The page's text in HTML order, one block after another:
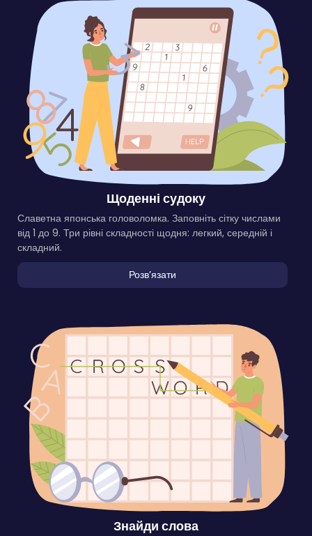
Щоденні судоку
Славетна японська головоломка. Заповніть сітку числами
від 1 до 9. Три рівні складності щодня: легкий, середній і
складний.
Розвʼязати
Знайди слова